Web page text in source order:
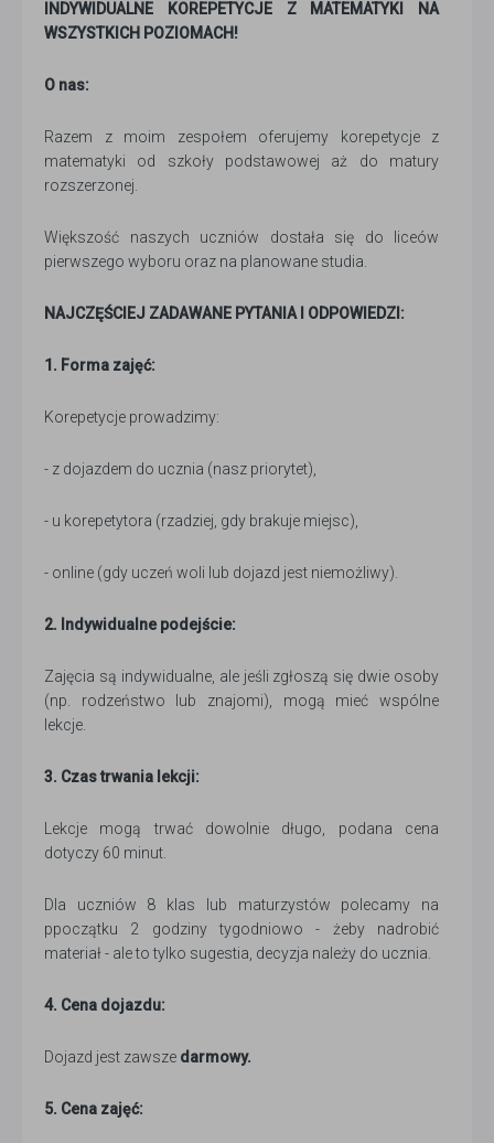
INDYWIDUALNE KOREPETYCJE Z MATEMATYKI NA
WSZYSTKICH POZIOMACH!
O nas:
Razem z moim zespołem oferujemy korepetycje z
matematyki od szkoły podstawowej aż do matury
rozszerzonej.
Większość naszych uczniów dostała się do liceów
pierwszego wyboru oraz na planowane studia.
NAJCZĘŚCIEJ ZADAWANE PYTANIA I ODPOWIEDZI:
1. Forma zajęć:
Korepetycje prowadzimy:
- z dojazdem do ucznia (nasz priorytet),
- u korepetytora (rzadziej, gdy brakuje miejsc),
- online (gdy uczeń woli lub dojazd jest niemożliwy).
2. Indywidualne podejście:
Zajęcia są indywidualne, ale jeśli zgłoszą się dwie osoby
(np. rodzeństwo lub znajomi), mogą mieć wspólne
lekcje.
3. Czas trwania lekcji:
Lekcje mogą trwać dowolnie długo, podana cena
dotyczy 60 minut.
Dla uczniów 8 klas lub maturzystów polecamy na
ppoczątku 2 godziny tygodniowo - żeby nadrobić
materiał - ale to tylko sugestia, decyzja należy do ucznia.
4. Cena dojazdu:
Dojazd jest zawsze darmowy.
5. Cena zajęć: